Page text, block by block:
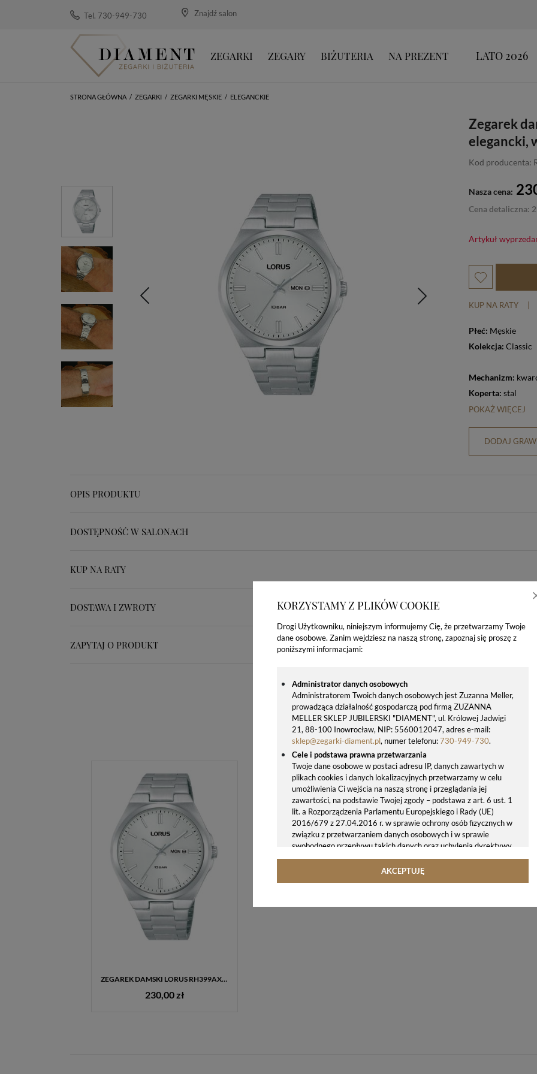
KORZYSTAMY Z PLIKÓW COOKIE
Drogi Użytkowniku, niniejszym informujemy Cię, że przetwarzamy Twoje
dane osobowe. Zanim wejdziesz na naszą stronę, zapoznaj się proszę z
poniższymi informacjami:
Administrator danych osobowych
Administratorem Twoich danych osobowych jest Zuzanna Meller,
prowadząca działalność gospodarczą pod firmą ZUZANNA
MELLER SKLEP JUBILERSKI "DIAMENT", ul. Królowej Jadwigi
21, 88-100 Inowrocław, NIP: 5560012047, adres e-mail:
sklep@zegarki-diament.pl, numer telefonu:730-949-730.
Cele i podstawa prawna przetwarzania
Twoje dane osobowe w postaci adresu IP, danych zawartych w
plikach cookies i danych lokalizacyjnych przetwarzamy w celu
umożliwienia Ci wejścia na naszą stronę i przeglądania jej
zawartości, na podstawie Twojej zgody – podstawa z art. 6 ust. 1
lit. a Rozporządzenia Parlamentu Europejskiego i Rady (UE)
2016/679 z 27.04.2016 r. w sprawie ochrony osób fizycznych w
związku z przetwarzaniem danych osobowych i w sprawie
swobodnego przepływu takich danych oraz uchylenia dyrektywy
95/46/WE (ogólne rozporządzenie o ochronie danych, tj. RODO).
Twoje dane osobowe możemy udostępniać hostingodawcy. Takie
zgodnie z naszymi poleceniami. Przekazujemy Twoje dane poza
AKCEPTUJĘ
Tel. 730-949-730 Znajdź salon
ZEGARKI ZEGARY BIŻUTERIA NA PREZENT LATO 2026
STRONA GŁÓWNA / ZEGARKI / ZEGARKI MĘSKIE / ELEGANCKIE
Zegarek
elegancki,
Kod producenta:
Nasza cena:
Cena detaliczna:
Artykuł
KUP NA RATY
Płeć: Męskie
Kolekcja: Classic
Mechanizm:
Koperta: stal
POKAŻ WIĘCEJ
DODAJ
OPIS PRODUKTU
DOSTĘPNOŚĆ W SALONACH
KUP NA RATY
DOSTAWA I ZWROTY
ZAPYTAJ O PRODUKT
OSTATNIO OGLĄDANE PRODUKTY
ZEGAREK DAMSKI LORUS RH399AX9 – ELEGANCKI, WODOSZCZELNY, STAL SZLACHETNA
230,00 zł